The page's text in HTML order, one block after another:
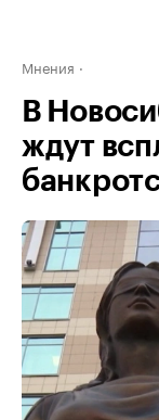
Мнения
В
ждут